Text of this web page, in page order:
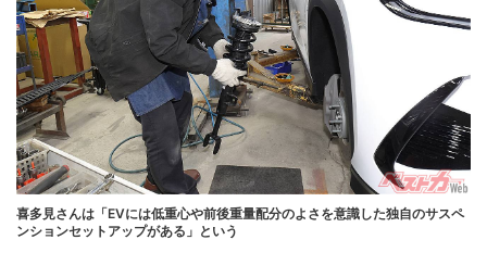
喜多見さんは「EVには低重心や前後重量配分のよさを意識した独自のサスペ
ンションセットアップがある」という